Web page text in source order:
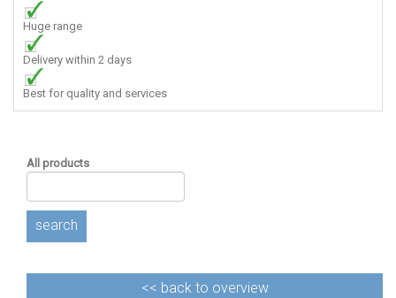
Huge range
Delivery within 2 days
Best for quality and services
All products
search
<< back to overview